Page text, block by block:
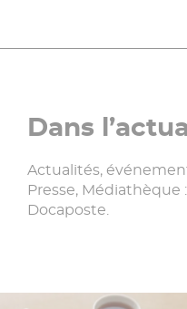
Dans
Actualités,
Presse,
Docaposte.